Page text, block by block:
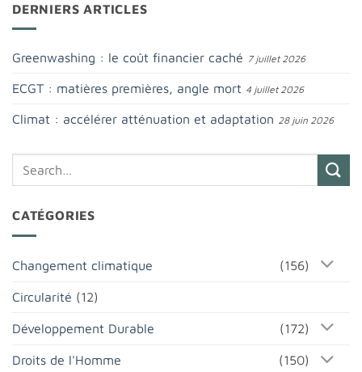
DERNIERS ARTICLES
Greenwashing : le coût financier caché 7 juillet 2026
ECGT : matières premières, angle mort 4 juillet 2026
Climat : accélérer atténuation et adaptation 28 juin 2026
CATÉGORIES
Changement climatique (156)
Circularité (12)
Développement Durable (172)
Droits de l'Homme (150)